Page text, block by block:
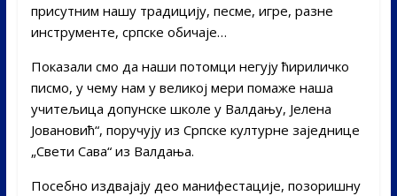
присутним нашу традицију, песме, игре, разне
инструменте, српске обичаје…
Показали смо да наши потомци негују ћириличко
писмо, у чему нам у великој мери помаже наша
учитељица допунске школе у Валдању, Јелена
Јовановић“, поручују из Српске културне заједнице
„Свети Сава“ из Валдања.
Посебно издвајају део манифестације, позоришну